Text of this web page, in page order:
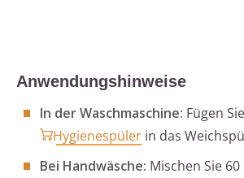
Anwendungshinweise
In der Waschmaschine: Fügen
Hygienespüler in das
Bei Handwäsche: Mischen Sie 60